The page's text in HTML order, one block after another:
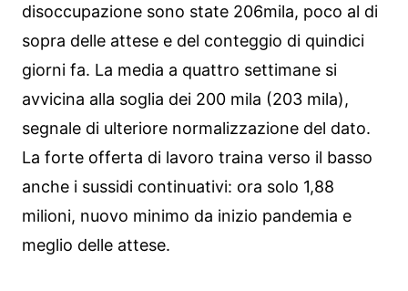
disoccupazione sono state 206mila, poco al di
sopra delle attese e del conteggio di quindici
giorni fa. La media a quattro settimane si
avvicina alla soglia dei 200 mila (203 mila),
segnale di ulteriore normalizzazione del dato.
La forte offerta di lavoro traina verso il basso
anche i sussidi continuativi: ora solo 1,88
milioni, nuovo minimo da inizio pandemia e
meglio delle attese.